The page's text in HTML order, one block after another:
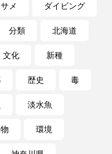
系 生物多様性
発酵食品
磯焼け
サメ ダイビング
分類 北海道
文化 新種
歴史 毒
淡水魚
環境